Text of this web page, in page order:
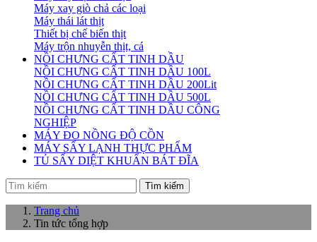
Máy xay giò chả các loại
Máy thái lát thịt
Thiết bị chế biến thịt
Máy trộn nhuyễn thịt, cá
NỒI CHƯNG CẤT TINH DẦU
NỒI CHƯNG CẤT TINH DẦU 100L
NỒI CHƯNG CẤT TINH DẦU 200Lit
NỒI CHƯNG CẤT TINH DẦU 500L
NỒI CHƯNG CẤT TINH DẦU CÔNG
NGHIỆP
MÁY ĐO NỒNG ĐỘ CỒN
MÁY SẤY LẠNH THỰC PHẨM
TỦ SẤY DIỆT KHUẨN BÁT ĐĨA
Tìm kiếm
Trang chủ
Tin tức tổng hợp